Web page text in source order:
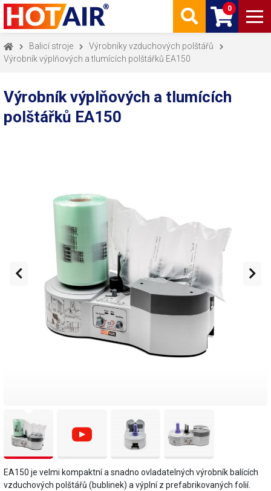
0
Balicí stroje
Výrobníky vzduchových polštářů
Výrobník výplňových a tlumících polštářků EA150
Výrobník výplňových a tlumících
polštářků EA150
EA150 je velmi kompaktní a snadno ovladatelných výrobník balících
vzduchových polštářů (bublinek) a výplní z prefabrikovaných folií.